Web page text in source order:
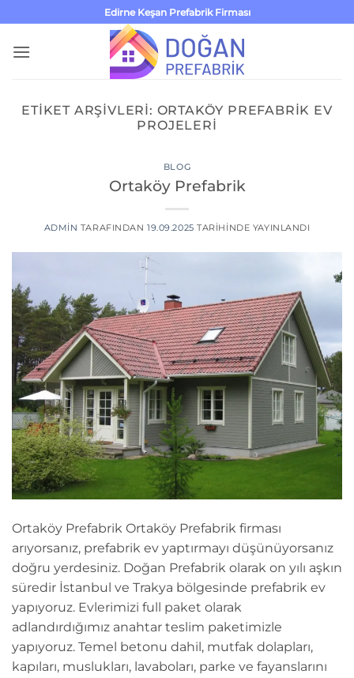
atla
Edirne Keşan Prefabrik Firması
ETIKET ARŞIVLERI: ORTAKÖY PREFABRIK EV
PROJELERI
BLOG
Ortaköy Prefabrik
ADMIN TARAFINDAN 19.09.2025 TARIHINDE YAYINLANDI
Ortaköy Prefabrik Ortaköy Prefabrik firması
arıyorsanız, prefabrik ev yaptırmayı düşünüyorsanız
doğru yerdesiniz. Doğan Prefabrik olarak on yılı aşkın
süredir İstanbul ve Trakya bölgesinde prefabrik ev
yapıyoruz. Evlerimizi full paket olarak
adlandırdığımız anahtar teslim paketimizle
yapıyoruz. Temel betonu dahil, mutfak dolapları,
kapıları, muslukları, lavaboları, parke ve fayanslarını